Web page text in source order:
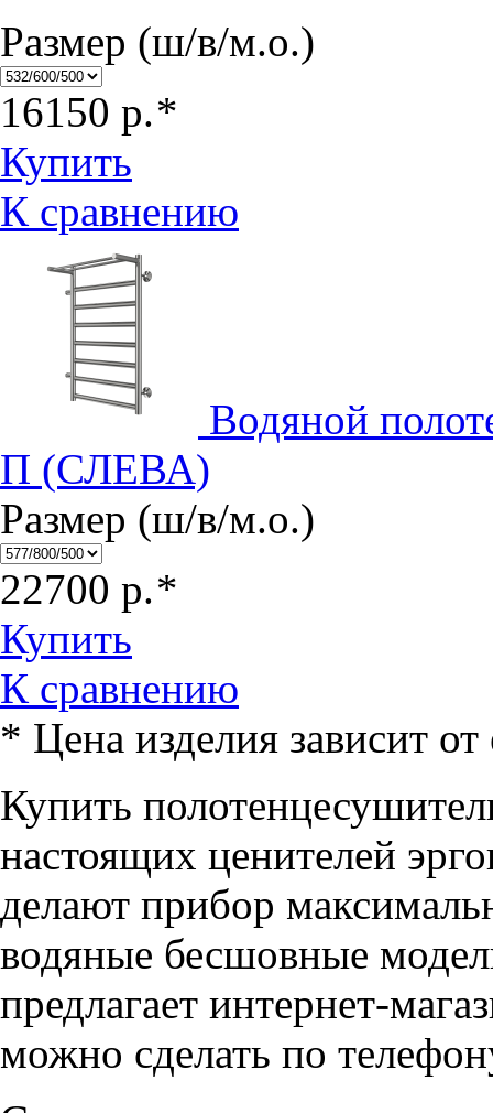
Размер (ш/в/м.о.)
16150 р.*
Купить
К сравнению
Водяной
П (СЛЕВА)
Размер (ш/в/м.о.)
22700 р.*
Купить
К сравнению
* Цена изделия зависит от
Купить
настоящих ценителей
делают прибор
водяные бесшовные
предлагает интернет-
можно сделать по